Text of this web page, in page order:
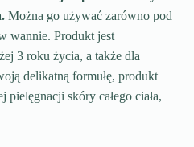
Można go używać zarówno pod
wannie. Produkt jest
3 roku życia, a także dla
delikatną formułę, produkt
pielęgnacji skóry całego ciała,